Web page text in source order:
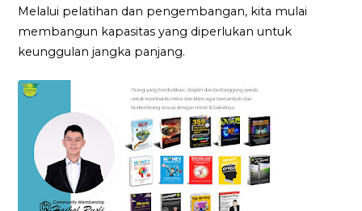
Melalui pelatihan dan pengembangan, kita mulai
membangun kapasitas yang diperlukan untuk
keunggulan jangka panjang.